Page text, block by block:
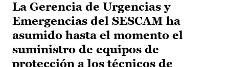
La Gerencia de Urgencias y
Emergencias del SESCAM ha
asumido hasta el momento el
suministro de equipos de
protección a los técnicos de